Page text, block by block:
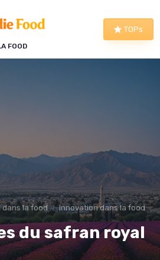
FOOD
TOPs
dans la food Innovation dans la food
du safran royal